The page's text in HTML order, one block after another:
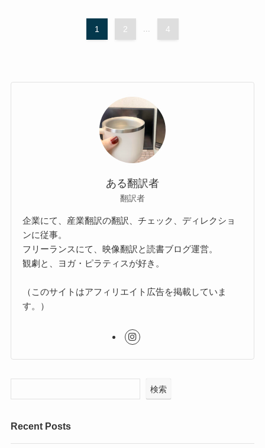
1 2 ... 4
ある翻訳者
翻訳者
企業にて、産業翻訳の翻訳、チェック、ディレクショ
ンに従事。
フリーランスにて、映像翻訳と読書ブログ運営。
観劇と、ヨガ・ピラティスが好き。
（このサイトはアフィリエイト広告を掲載していま
す。）
検索
Recent Posts